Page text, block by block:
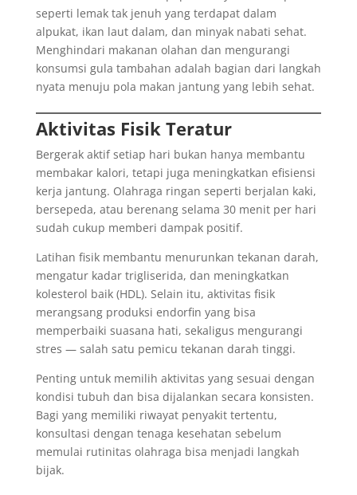
seperti lemak tak jenuh yang terdapat dalam
alpukat, ikan laut dalam, dan minyak nabati sehat.
Menghindari makanan olahan dan mengurangi
konsumsi gula tambahan adalah bagian dari langkah
nyata menuju pola makan jantung yang lebih sehat.
Aktivitas Fisik Teratur
Bergerak aktif setiap hari bukan hanya membantu
membakar kalori, tetapi juga meningkatkan efisiensi
kerja jantung. Olahraga ringan seperti berjalan kaki,
bersepeda, atau berenang selama 30 menit per hari
sudah cukup memberi dampak positif.
Latihan fisik membantu menurunkan tekanan darah,
mengatur kadar trigliserida, dan meningkatkan
kolesterol baik (HDL). Selain itu, aktivitas fisik
merangsang produksi endorfin yang bisa
memperbaiki suasana hati, sekaligus mengurangi
stres — salah satu pemicu tekanan darah tinggi.
Penting untuk memilih aktivitas yang sesuai dengan
kondisi tubuh dan bisa dijalankan secara konsisten.
Bagi yang memiliki riwayat penyakit tertentu,
konsultasi dengan tenaga kesehatan sebelum
memulai rutinitas olahraga bisa menjadi langkah
bijak.